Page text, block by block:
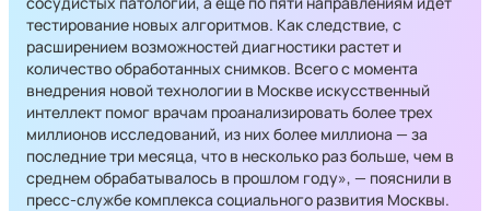
тестирование новых алгоритмов. Как следствие, с
расширением возможностей диагностики растет и
количество обработанных снимков. Всего с момента
внедрения новой технологии в Москве искусственный
интеллект помог врачам проанализировать более трех
миллионов исследований, из них более миллиона — за
последние три месяца, что в несколько раз больше, чем в
среднем обрабатывалось в прошлом году», — пояснили в
пресс-службе комплекса социального развития Москвы.